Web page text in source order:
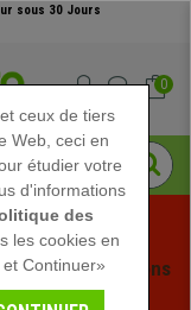
sous 30 Jours
0
! Des réductions
- Voir l'offre
ceux de tiers
Web, ceci en
étudier votre
d'informations
des
les cookies en
Continuer»